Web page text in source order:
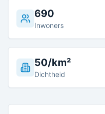
690
Inwoners
50/km²
Dichtheid